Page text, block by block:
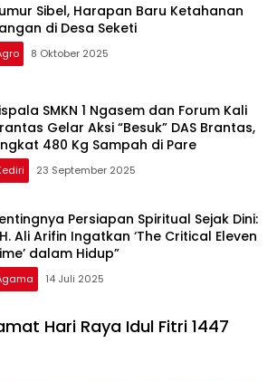
Sibel, Harapan Baru Ketahanan
di Desa Seketi
8 Oktober 2025
SMKN 1 Ngasem dan Forum Kali
Gelar Aksi “Besuk” DAS Brantas,
480 Kg Sampah di Pare
23 September 2025
Persiapan Spiritual Sejak Dini:
Ali Arifin Ingatkan ‘The Critical Eleven
dalam Hidup”
14 Juli 2025
Hari Raya Idul Fitri 1447